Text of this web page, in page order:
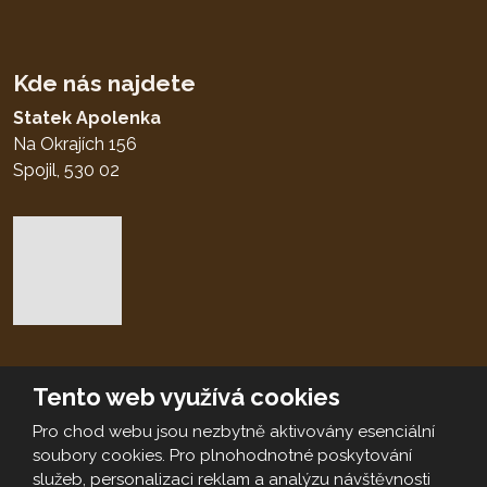
Kde nás najdete
Statek Apolenka
Na Okrajích 156
Spojil, 530 02
© 2026, vytvořila eBRÁNA s.r.o.
Podmínky použití
VYROBILA
Tento web využívá cookies
Pro chod webu jsou nezbytně aktivovány esenciální
soubory cookies. Pro plnohodnotné poskytování
služeb, personalizaci reklam a analýzu návštěvnosti